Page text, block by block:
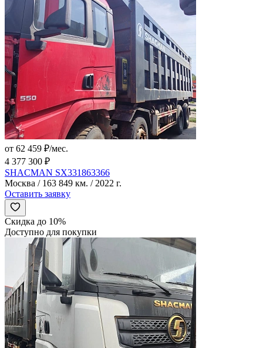
от 62 459 ₽/мес.
4 377 300 ₽
SHACMAN SX331863366
Москва / 163 849 км. / 2022 г.
Оставить заявку
Скидка до 10%
Доступно для покупки